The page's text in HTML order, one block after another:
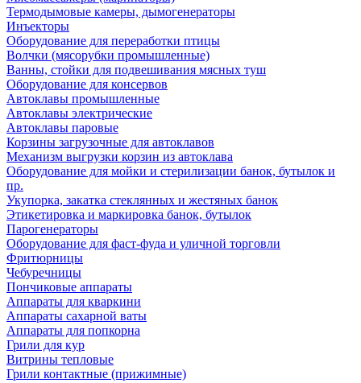
Термодымовые камеры, дымогенераторы
Инъекторы
Оборудование для переработки птицы
Волчки (мясорубки промышленные)
Ванны, стойки для подвешивания мясных туш
Оборудование для консервов
Автоклавы промышленные
Автоклавы электрические
Автоклавы паровые
Корзины загрузочные для автоклавов
Механизм выгрузки корзин из автоклава
Оборудование для мойки и стерилизации банок, бутылок и
пр.
Укупорка, закатка стеклянных и жестяных банок
Этикетировка и маркировка банок, бутылок
Парогенераторы
Оборудование для фаст-фуда и уличной торговли
Фритюрницы
Чебуречницы
Пончиковые аппараты
Аппараты для кваркини
Аппараты сахарной ваты
Аппараты для попкорна
Грили для кур
Витрины тепловые
Грили контактные (прижимные)